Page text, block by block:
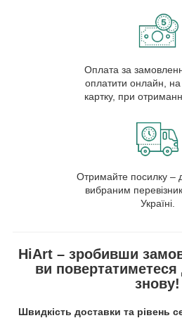
Оплата за
оплатити онлайн, на
картку, при
Отримайте посилку –
вибраним
Україні.
HiArt – зробивши
ви повертатиметеся
знову!
Швидкість доставки та рівень